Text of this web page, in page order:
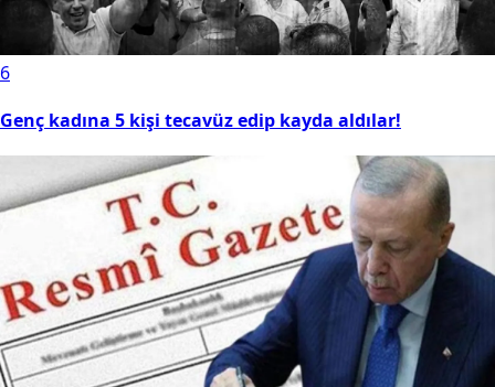
6
Genç kadına 5 kişi tecavüz edip kayda aldılar!